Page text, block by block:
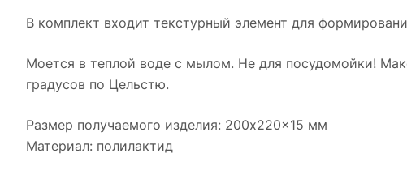
В комплект входит текстурный элемент для
Моется в теплой воде с мылом. Не для посудомойки!
градусов по Цельстю.
Размер получаемого изделия: 200x220x15 мм
Материал: полилактид